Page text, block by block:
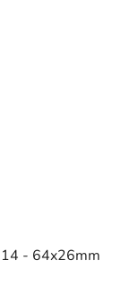
- 64x26mm